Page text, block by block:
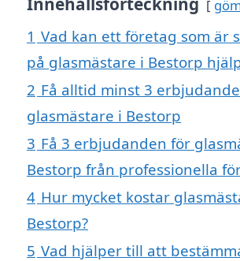
1 Vad kan ett företag som är
på glasmästare i Bestorp
2 Få alltid minst 3
glasmästare i Bestorp
3 Få 3 erbjudanden för
Bestorp från professionella
4 Hur mycket kostar
Bestorp?
5 Vad hjälper till att